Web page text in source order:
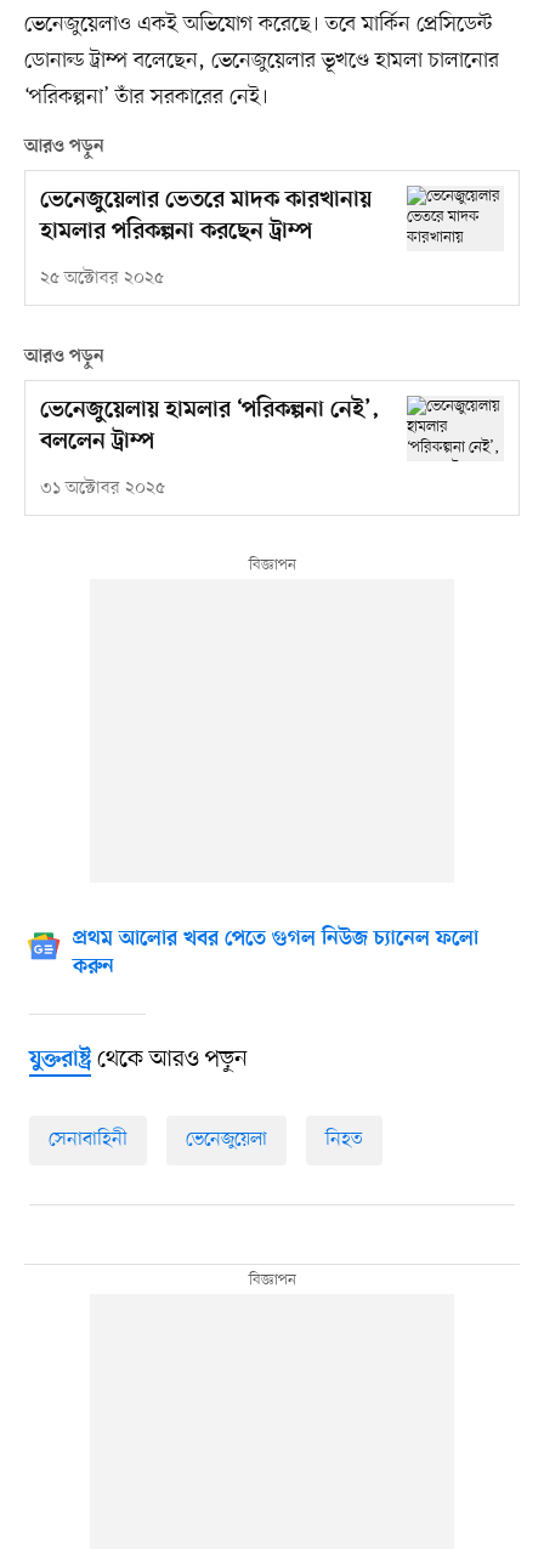
ভেনেজুয়েলাও একই অভিযোগ করেছে। তবে মার্কিন প্রেসিডেন্ট
ডোনাল্ড ট্রাম্প বলেছেন, ভেনেজুয়েলার ভূখণ্ডে হামলা চালানোর
‘পরিকল্পনা’ তাঁর সরকারের নেই।
আরও পড়ুন
ভেনেজুয়েলার ভেতরে মাদক কারখানায়
হামলার পরিকল্পনা করছেন ট্রাম্প
২৫ অক্টোবর ২০২৫
আরও পড়ুন
ভেনেজুয়েলায় হামলার ‘পরিকল্পনা নেই’,
বললেন ট্রাম্প
৩১ অক্টোবর ২০২৫
প্রথম আলোর খবর পেতে গুগল নিউজ চ্যানেল ফলো
করুন
যুক্তরাষ্ট্রথেকে আরও পড়ুন
সেনাবাহিনী ভেনেজুয়েলা নিহত